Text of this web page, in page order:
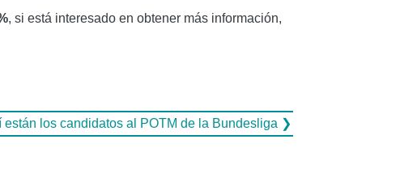
, si está interesado en obtener más información,
están los candidatos al POTM de la Bundesliga ❯